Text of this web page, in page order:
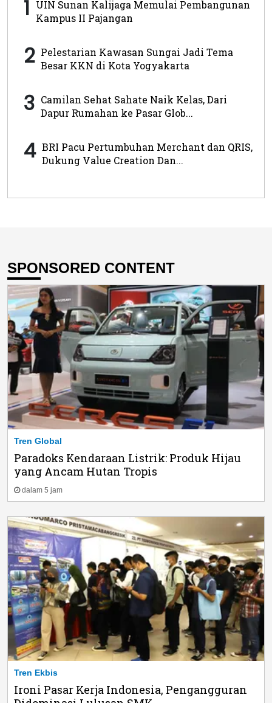
1 UIN Sunan Kalijaga Memulai Pembangunan
Kampus II Pajangan
2 Pelestarian Kawasan Sungai Jadi Tema
Besar KKN di Kota Yogyakarta
3 Camilan Sehat Sahate Naik Kelas, Dari
Dapur Rumahan ke Pasar Glob...
4 BRI Pacu Pertumbuhan Merchant dan QRIS,
Dukung Value Creation Dan...
SPONSORED CONTENT
Tren Global
Paradoks Kendaraan Listrik: Produk Hijau
yang Ancam Hutan Tropis
dalam 5 jam
Tren Ekbis
Ironi Pasar Kerja Indonesia, Pengangguran